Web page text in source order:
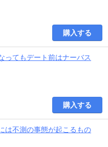
購入する
ってもデート前はナーバス
購入する
は不測の事態が起こるもの